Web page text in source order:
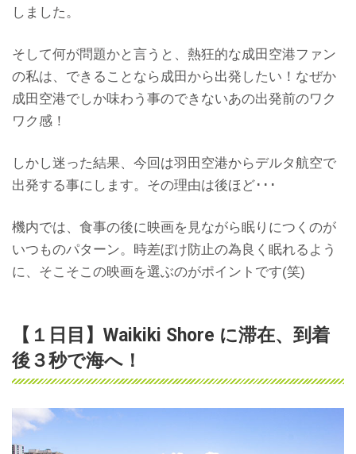
しました。
そして何が問題かと言うと、熱狂的な成田空港ファン
の私は、できることなら成田から出発したい！なぜか
成田空港でしか味わう事のできないあの出発前のワク
ワク感！
しかし迷った結果、今回は羽田空港からデルタ航空で
出発する事にします。その理由は後ほど･･･
機内では、食事の後に映画を見ながら眠りにつくのが
いつものパターン。時差ぼけ防止の為良く眠れるよう
に、そこそこの映画を選ぶのがポイントです(笑)
【１日目】Waikiki Shore に滞在、到着
後３秒で海へ！